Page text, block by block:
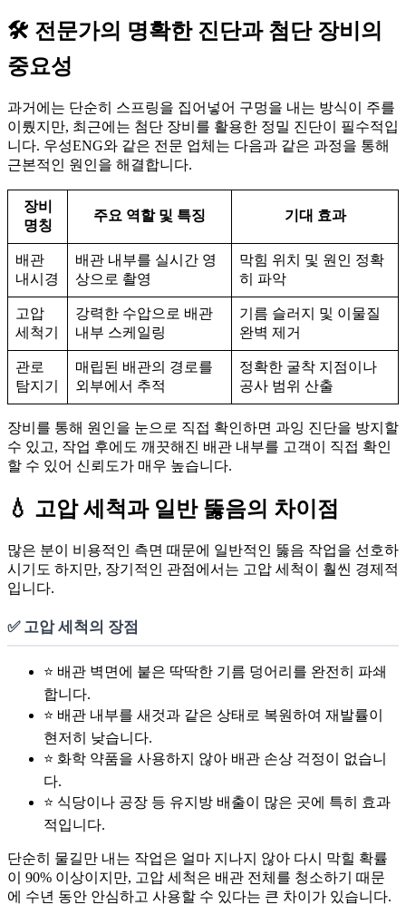
🛠️ 전문가의 명확한 진단과 첨단 장비의
중요성
과거에는 단순히 스프링을 집어넣어 구멍을 내는 방식이 주를
이뤘지만, 최근에는 첨단 장비를 활용한 정밀 진단이 필수적입
니다. 우성ENG와 같은 전문 업체는 다음과 같은 과정을 통해
근본적인 원인을 해결합니다.
장비
명칭
주요 역할 및 특징 기대 효과
배관
내시경
배관 내부를 실시간 영
상으로 촬영
막힘 위치 및 원인 정확
히 파악
고압
세척기
강력한 수압으로 배관
내부 스케일링
기름 슬러지 및 이물질
완벽 제거
관로
탐지기
매립된 배관의 경로를
외부에서 추적
정확한 굴착 지점이나
공사 범위 산출
장비를 통해 원인을 눈으로 직접 확인하면 과잉 진단을 방지할
수 있고, 작업 후에도 깨끗해진 배관 내부를 고객이 직접 확인
할 수 있어 신뢰도가 매우 높습니다.
💧 고압 세척과 일반 뚫음의 차이점
많은 분이 비용적인 측면 때문에 일반적인 뚫음 작업을 선호하
시기도 하지만, 장기적인 관점에서는 고압 세척이 훨씬 경제적
입니다.
✅ 고압 세척의 장점
⭐ 배관 벽면에 붙은 딱딱한 기름 덩어리를 완전히 파쇄
합니다.
⭐ 배관 내부를 새것과 같은 상태로 복원하여 재발률이
현저히 낮습니다.
⭐ 화학 약품을 사용하지 않아 배관 손상 걱정이 없습니
다.
⭐ 식당이나 공장 등 유지방 배출이 많은 곳에 특히 효과
적입니다.
단순히 물길만 내는 작업은 얼마 지나지 않아 다시 막힐 확률
이 90% 이상이지만, 고압 세척은 배관 전체를 청소하기 때문
에 수년 동안 안심하고 사용할 수 있다는 큰 차이가 있습니다.